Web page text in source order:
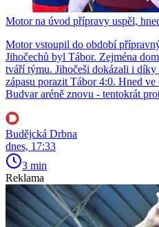
Motor na úvod přípravy uspěl,
Motor vstoupil do období
Jihočechů byl Tábor. Zejména
tváří týmu. Jihočeši dokázali i
zápasu porazit Tábor 4:0. Hned
Budvar aréně znovu - tentokrát
Budějcká Drbna
dnes, 17:33
3 min
Reklama